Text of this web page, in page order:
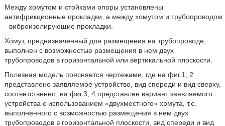
Между хомутом и стойками опоры установлены
антифрикционные прокладки, а между хомутом и трубопроводом
- виброизолирующие прокладки.
Хомут, предназначенный для размещения на трубопроводе,
выполнен с возможностью размещения в нем двух
трубопроводов в горизонтальной или вертикальной плоскости.
Полезная модель поясняется чертежами, где на фиг.1, 2
представлено заявляемое устройство, вид спереди и вид сверху,
соответственно; на фиг.3, 4 представлен вариант заявляемого
устройства с использованием «двухместного» хомута, т.е.
выполненного с возможностью размещения в нем двух
трубопроводов в горизонтальной плоскости, вид спереди и вид